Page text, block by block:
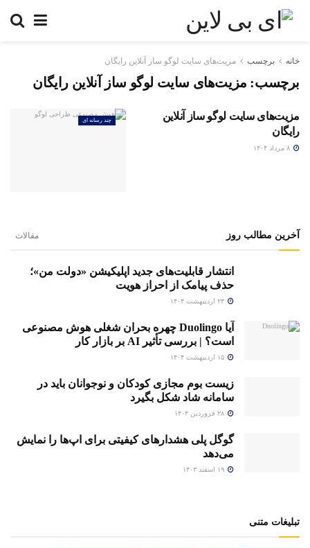
خانه برچسب مزیت‌های سایت لوگو ساز آنلاین رایگان
برچسب: مزیت‌های سایت لوگو ساز آنلاین رایگان
چند رسانه ای
مزیت‌های سایت لوگو ساز آنلاین
رایگان
آخرین مطالب روز مقالات
انتشار قابلیت‌های جدید اپلیکیشن «دولت من»؛
حذف پیامک از احراز هویت
آیا Duolingo چهره بحران شغلی هوش مصنوعی
است؟ | بررسی تأثیر AI بر بازار کار
زیست بوم مجازی کودکان و نوجوانان باید در
سامانه شاد شکل بگیرد
گوگل پلی هشدارهای کیفیتی برای اپ‌ها را نمایش
می‌دهد
تبلیغات متنی